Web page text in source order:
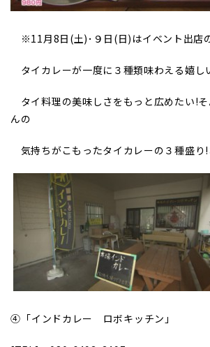
※11月8日(土)･９日(日)はイベント出店の
タイカレーが一度に３種類味わえる嬉し
タイ料理の美味しさをもっと広めたい!
んの
気持ちがこもったタイカレーの３種盛り!
④ ｢インドカレー ロボキッチン｣